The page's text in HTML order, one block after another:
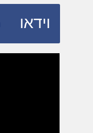
וידאו